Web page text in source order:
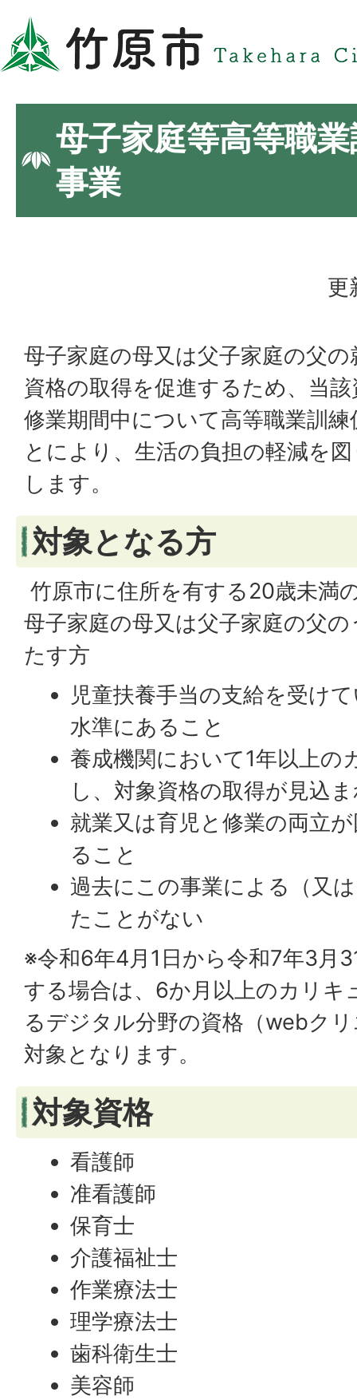
母子家庭等高等職
事業
更
母子家庭の母又は父子家庭の父
資格の取得を促進するため、当
修業期間中について高等職業訓
とにより、生活の負担の軽減を
します。
対象となる方
竹原市に住所を有する20歳未満
母子家庭の母又は父子家庭の父
たす方
児童扶養手当の支給を受け
水準にあること
養成機関において1年以上の
し、対象資格の取得が見込
就業又は育児と修業の両立
ること
過去にこの事業による（又
たことがない
※令和6年4月1日から令和7年3月
する場合は、6か月以上のカリキ
るデジタル分野の資格（webク
対象となります。
対象資格
看護師
准看護師
保育士
介護福祉士
作業療法士
理学療法士
歯科衛生士
美容師